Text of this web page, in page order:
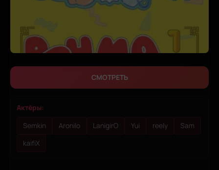
СМОТРЕТЬ
Актёры:
Semkin
Aronilo LanigirO Yui reely
Sam
kaifiX